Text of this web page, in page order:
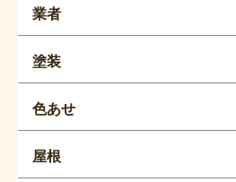
業者
塗装
色あせ
屋根